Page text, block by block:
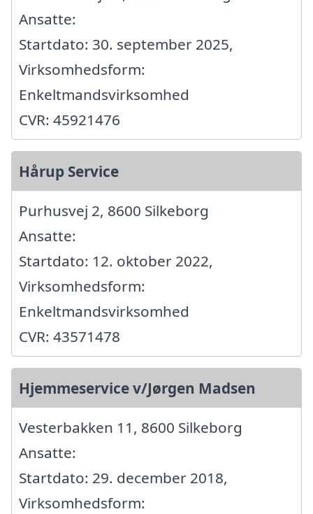
Ansatte:
Startdato: 30. september 2025,
Virksomhedsform:
Enkeltmandsvirksomhed
CVR: 45921476
Hårup Service
Purhusvej 2, 8600 Silkeborg
Ansatte:
Startdato: 12. oktober 2022,
Virksomhedsform:
Enkeltmandsvirksomhed
CVR: 43571478
Hjemmeservice v/Jørgen Madsen
Vesterbakken 11, 8600 Silkeborg
Ansatte:
Startdato: 29. december 2018,
Virksomhedsform: